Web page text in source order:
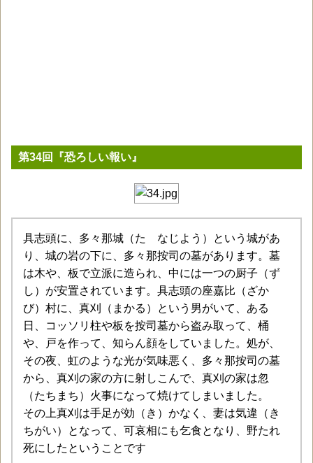
第34回『恐ろしい報い』
具志頭に、多々那城（たゝなじよう）という城があ
り、城の岩の下に、多々那按司の墓があります。墓
は木や、板で立派に造られ、中には一つの厨子（ず
し）が安置されています。具志頭の座嘉比（ざか
び）村に、真刈（まかる）という男がいて、ある
日、コッソリ柱や板を按司墓から盗み取って、桶
や、戸を作って、知らん顔をしていました。処が、
その夜、虹のような光が気味悪く、多々那按司の墓
から、真刈の家の方に射しこんで、真刈の家は忽
（たちまち）火事になって焼けてしまいました。
その上真刈は手足が効（き）かなく、妻は気違（き
ちがい）となって、可哀相にも乞食となり、野たれ
死にしたということです